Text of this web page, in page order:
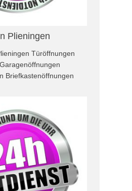
Plieningen
Türöffnungen
Briefkastenöffnungen